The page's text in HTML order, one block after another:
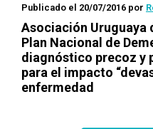
Publicado el 20/07/2016 por
Asociación Uruguaya
Plan Nacional de
diagnóstico precoz y
para el impacto
enfermedad